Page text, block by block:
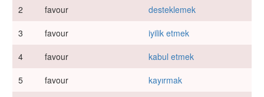
2
favour
desteklemek
3
favour
iyilik etmek
4
favour
kabul etmek
5
favour
kayırmak